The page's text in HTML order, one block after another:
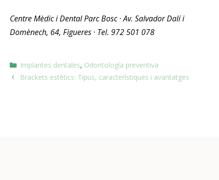
Centre Mèdic i Dental Parc Bosc · Av. Salvador Dalí i
Domènech, 64, Figueres · Tel. 972 501 078
Implantes dentales, Odontología preventiva
Brackets estètics: Tipus, característiques i avantatges